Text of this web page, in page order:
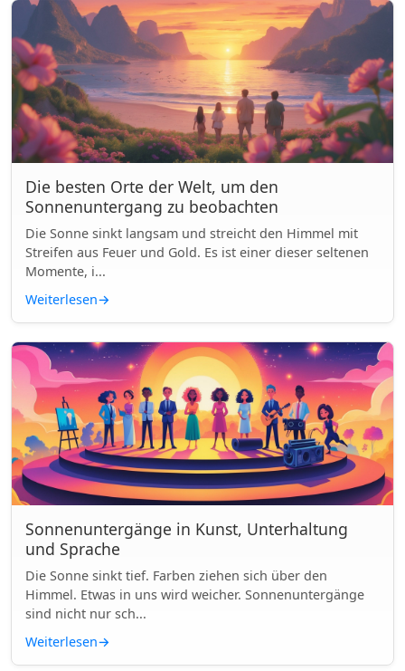
Die besten Orte der Welt, um den
Sonnenuntergang zu beobachten
Die Sonne sinkt langsam und streicht den Himmel mit
Streifen aus Feuer und Gold. Es ist einer dieser seltenen
Momente, i...
Weiterlesen→
Sonnenuntergänge in Kunst, Unterhaltung
und Sprache
Die Sonne sinkt tief. Farben ziehen sich über den
Himmel. Etwas in uns wird weicher. Sonnenuntergänge
sind nicht nur sch...
Weiterlesen→